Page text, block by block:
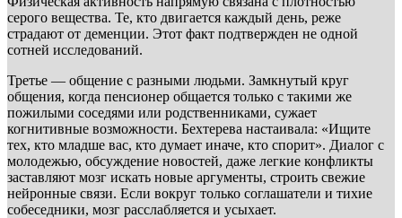
серого вещества. Те, кто двигается каждый день, реже
страдают от деменции. Этот факт подтвержден не одной
сотней исследований.
Третье — общение с разными людьми. Замкнутый круг
общения, когда пенсионер общается только с такими же
пожилыми соседями или родственниками, сужает
когнитивные возможности. Бехтерева настаивала: «Ищите
тех, кто младше вас, кто думает иначе, кто спорит». Диалог с
молодежью, обсуждение новостей, даже легкие конфликты
заставляют мозг искать новые аргументы, строить свежие
нейронные связи. Если вокруг только соглашатели и тихие
собеседники, мозг расслабляется и усыхает.